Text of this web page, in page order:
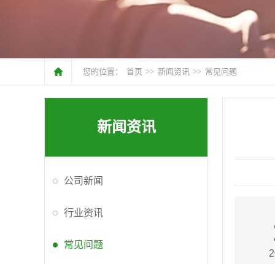
您的位置： 首页 >> 新闻资讯 >> 常见问题
新闻资讯
公司新闻
行业资讯
常见问题